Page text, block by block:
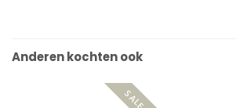
Anderen kochten ook